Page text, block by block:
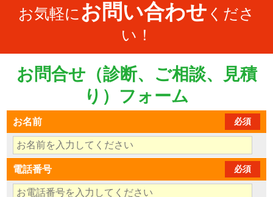
お気軽に お問い合わせ くださ
い！
お問合せ（診断、ご相談、見積
り）フォーム
お名前 必須
電話番号 必須